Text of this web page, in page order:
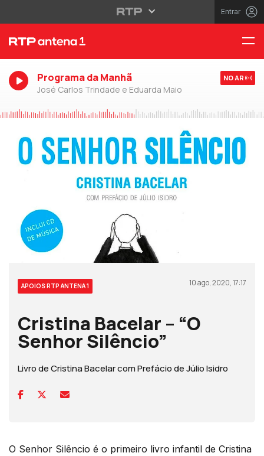
Entrar
Programa da Manhã
José Carlos Trindade e Eduarda Maio
NO AR
APOIOS RTP ANTENA 1 10 ago, 2020, 17:17
Cristina Bacelar – “O
Senhor Silêncio”
Livro de Cristina Bacelar com Prefácio de Júlio Isidro
O Senhor Silêncio é o primeiro livro infantil de Cristina